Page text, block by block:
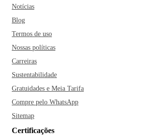
Notícias
Blog
Termos de uso
Nossas políticas
Carreiras
Sustentabilidade
Gratuidades e Meia Tarifa
Compre pelo WhatsApp
Sitemap
Certificações